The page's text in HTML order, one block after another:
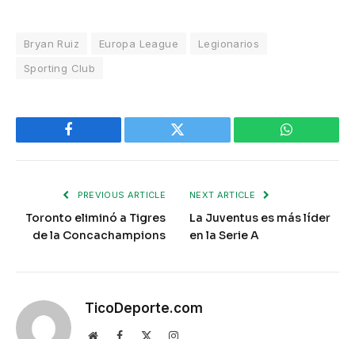
Bryan Ruiz Europa League
Legionarios
Sporting Club
Facebook Twitter WhatsApp
PREVIOUS ARTICLE
Toronto eliminó a Tigres
de la Concachampions
NEXT ARTICLE
La Juventus es más líder
en la Serie A
TicoDeporte.com
WebsiteFacebook Instagram